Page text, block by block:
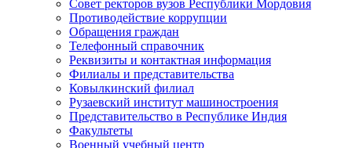
Совет ректоров вузов Республики Мордовия
Противодействие коррупции
Обращения граждан
Телефонный справочник
Реквизиты и контактная информация
Филиалы и представительства
Ковылкинский филиал
Рузаевский институт машиностроения
Представительство в Республике Индия
Факультеты
Военный учебный центр